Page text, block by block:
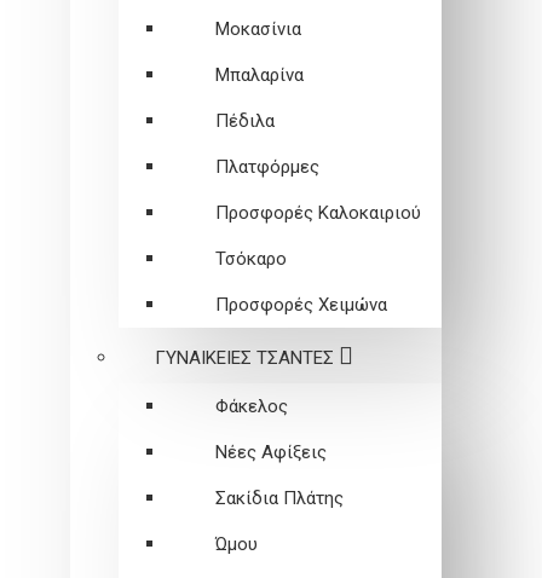
Μοκασίνια
Μπαλαρίνα
Πέδιλα
Πλατφόρμες
Προσφορές Καλοκαιριού
Τσόκαρο
Προσφορές Χειμώνα
ΓΥΝΑΙΚΕΙEΣ ΤΣΑΝΤΕΣ
Φάκελος
Νέες Αφίξεις
Σακίδια Πλάτης
Ώμου